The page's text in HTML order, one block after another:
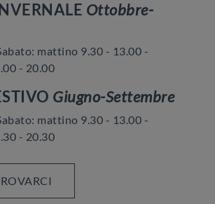
Ottobbre-
mattino 9.30 - 13.00 -
- 20.00
Giugno-Settembre
mattino 9.30 - 13.00 -
- 20.30